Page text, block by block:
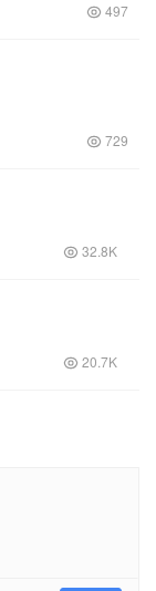
497
729
32.8K
20.7K